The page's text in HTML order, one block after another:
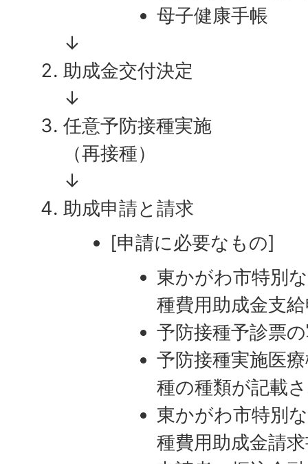
母子健康手帳
↓
助成金交付決定
↓
任意予防接種実施
（再接種）
↓
助成申請と請求
[申請に必要なもの]
東かがわ市特別
種費用助成金支
予防接種予診票
予防接種実施医
種の種類が記載
東かがわ市特別
種費用助成金請